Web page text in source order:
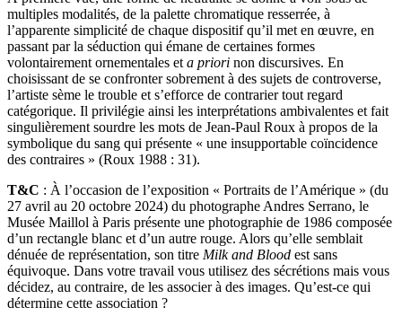
multiples modalités, de la palette chromatique resserrée, à
l’apparente simplicité de chaque dispositif qu’il met en œuvre, en
passant par la séduction qui émane de certaines formes
volontairement ornementales et a priori non discursives. En
choisissant de se confronter sobrement à des sujets de controverse,
l’artiste sème le trouble et s’efforce de contrarier tout regard
catégorique. Il privilégie ainsi les interprétations ambivalentes et fait
singulièrement sourdre les mots de Jean-Paul Roux à propos de la
symbolique du sang qui présente « une insupportable coïncidence
des contraires » (Roux 1988 : 31).
T&C : À l’occasion de l’exposition « Portraits de l’Amérique » (du
27 avril au 20 octobre 2024) du photographe Andres Serrano, le
Musée Maillol à Paris présente une photographie de 1986 composée
d’un rectangle blanc et d’un autre rouge. Alors qu’elle semblait
dénuée de représentation, son titre Milk and Blood est sans
équivoque. Dans votre travail vous utilisez des sécrétions mais vous
décidez, au contraire, de les associer à des images. Qu’est-ce qui
détermine cette association ?